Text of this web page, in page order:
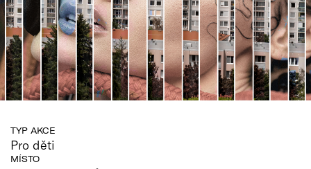
TYP AKCE
Pro děti
MÍSTO